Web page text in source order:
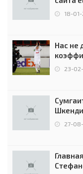
18-
Нас не
23-
0:227-